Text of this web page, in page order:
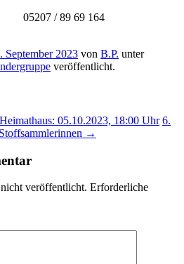
05207 / 89 69 164
September 2023 von B.P. unter
veröffentlicht.
05.10.2023, 18:00 Uhr 6.
→
veröffentlicht. Erforderliche